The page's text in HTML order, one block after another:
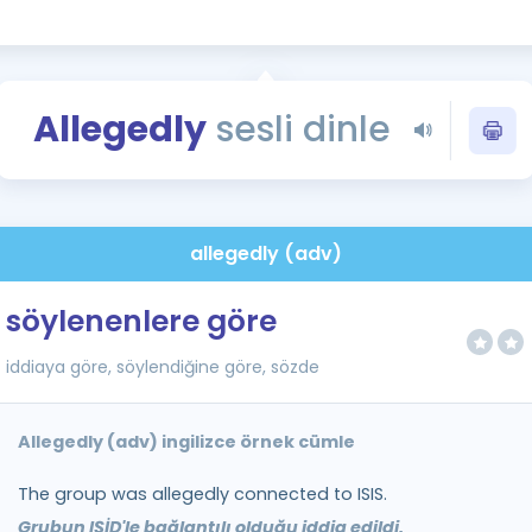
YDS - YÖKDİL
İngilizce Gramer
Allegedlysesli dinle
allegedly (adv)
söylenenlere göre
iddiaya göre, söylendiğine göre, sözde
Allegedly (adv) ingilizce örnek cümle
The group was allegedly connected to ISIS.
Grubun IŞİD'le bağlantılı olduğu iddia edildi.